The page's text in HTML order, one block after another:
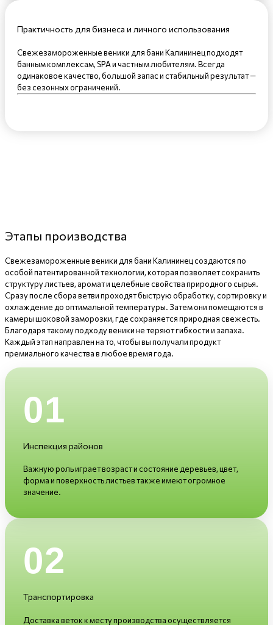
Практичность для бизнеса и личного использования
Свежезамороженные веники для бани Калининец подходят
банным комплексам, SPA и частным любителям. Всегда
одинаковое качество, большой запас и стабильный результат —
без сезонных ограничений.
Этапы производства
Свежезамороженные веники для бани Калининец создаются по
особой патентированной технологии, которая позволяет сохранить
структуру листьев, аромат и целебные свойства природного сырья.
Сразу после сбора ветви проходят быструю обработку, сортировку и
охлаждение до оптимальной температуры. Затем они помещаются в
камеры шоковой заморозки, где сохраняется природная свежесть.
Благодаря такому подходу веники не теряют гибкости и запаха.
Каждый этап направлен на то, чтобы вы получали продукт
премиального качества в любое время года.
01
Инспекция районов
Важную роль играет возраст и состояние деревьев, цвет,
форма и поверхность листьев также имеют огромное
значение.
02
Транспортировка
Доставка веток к месту производства осуществляется